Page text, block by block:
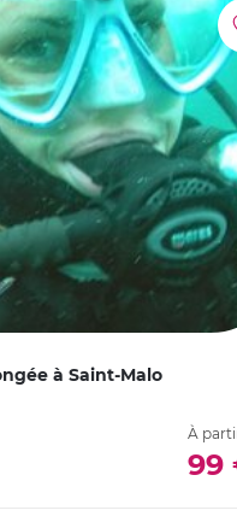
à Saint-Malo
À
99